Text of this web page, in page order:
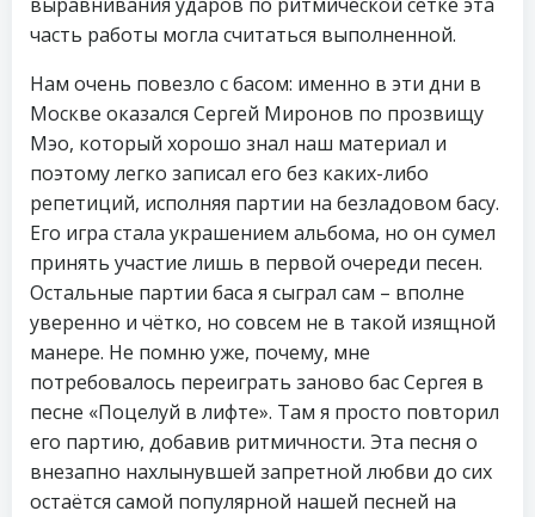
часть работы могла считаться выполненной.
Нам очень повезло с басом: именно в эти дни в
Москве оказался Сергей Миронов по прозвищу
Мэо, который хорошо знал наш материал и
поэтому легко записал его без каких-либо
репетиций, исполняя партии на безладовом басу.
Его игра стала украшением альбома, но он сумел
принять участие лишь в первой очереди песен.
Остальные партии баса я сыграл сам – вполне
уверенно и чётко, но совсем не в такой изящной
манере. Не помню уже, почему, мне
потребовалось переиграть заново бас Сергея в
песне «Поцелуй в лифте». Там я просто повторил
его партию, добавив ритмичности. Эта песня о
внезапно нахлынувшей запретной любви до сих
остаётся самой популярной нашей песней на